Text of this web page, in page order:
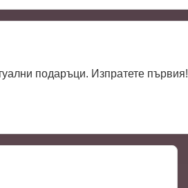
подаръци. Изпратете първия!